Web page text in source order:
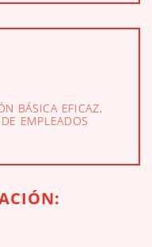
BÁSICA EFICAZ,
EMPLEADOS